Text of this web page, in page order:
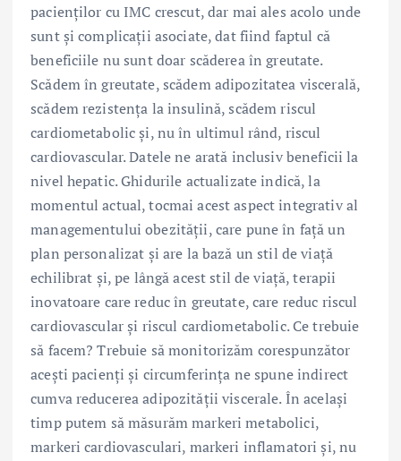
pacienților cu IMC crescut, dar mai ales acolo unde
sunt și complicații asociate, dat fiind faptul că
beneficiile nu sunt doar scăderea în greutate.
Scădem în greutate, scădem adipozitatea viscerală,
scădem rezistența la insulină, scădem riscul
cardiometabolic și, nu în ultimul rând, riscul
cardiovascular. Datele ne arată inclusiv beneficii la
nivel hepatic. Ghidurile actualizate indică, la
momentul actual, tocmai acest aspect integrativ al
managementului obezității, care pune în față un
plan personalizat și are la bază un stil de viață
echilibrat și, pe lângă acest stil de viață, terapii
inovatoare care reduc în greutate, care reduc riscul
cardiovascular și riscul cardiometabolic. Ce trebuie
să facem? Trebuie să monitorizăm corespunzător
acești pacienți și circumferința ne spune indirect
cumva reducerea adipozității viscerale. În același
timp putem să măsurăm markeri metabolici,
markeri cardiovasculari, markeri inflamatori și, nu